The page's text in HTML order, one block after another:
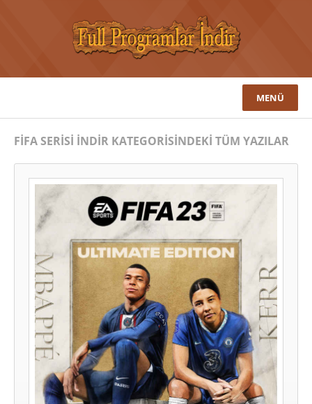
MENÜ
FIFA SERISI İNDIR KATEGORISINDEKI TÜM YAZILAR